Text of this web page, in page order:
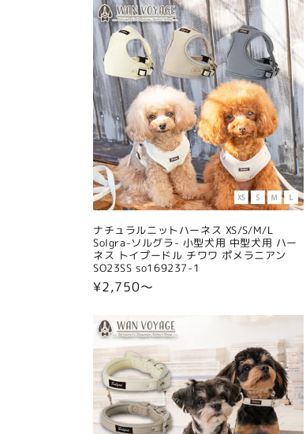
ナチュラルニットハーネス XS/S/M/L
Solgra-ソルグラ- 小型犬用 中型犬用 ハー
ネス トイプードル チワワ ポメラニアン
SO23SS so169237-1
通
価
格
¥2,750〜